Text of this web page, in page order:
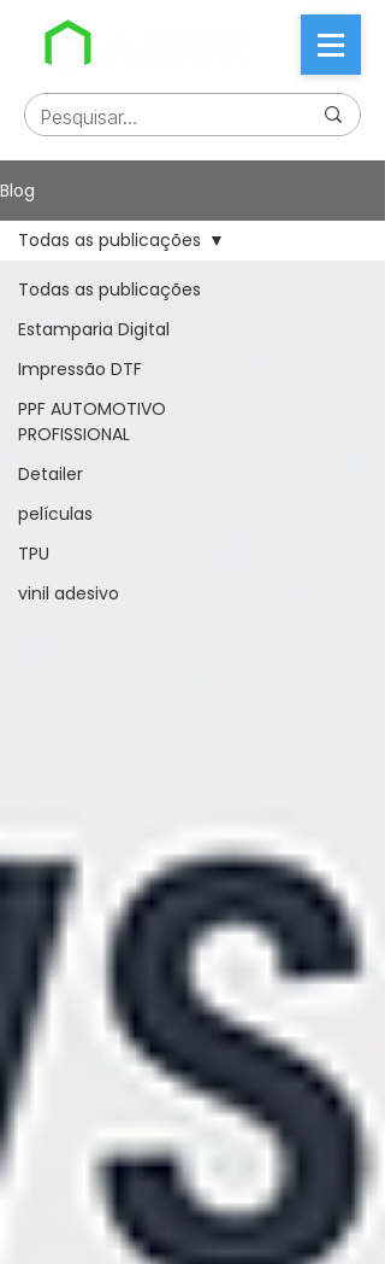
Blog
Todas as publicações
Estamparia Digital
Impressão DTF
PPF AUTOMOTIVO
PROFISSIONAL
Detailer
películas
TPU
vinil adesivo
Todas as publicações